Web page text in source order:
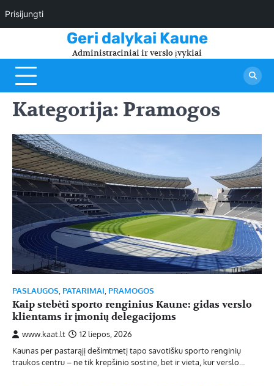
Prisijungti
content
Geri dalykai Kaune
Administraciniai ir verslo įvykiai
Kategorija: Pramogos
PASLAUGOS, PATARIMAI, PRAMOGOS
Kaip stebėti sporto renginius Kaune: gidas verslo
klientams ir įmonių delegacijoms
www.kaat.lt
12 liepos, 2026
Kaunas per pastarąjį dešimtmetį tapo savotišku sporto renginių
traukos centru – ne tik krepšinio sostinė, bet ir vieta, kur verslo…